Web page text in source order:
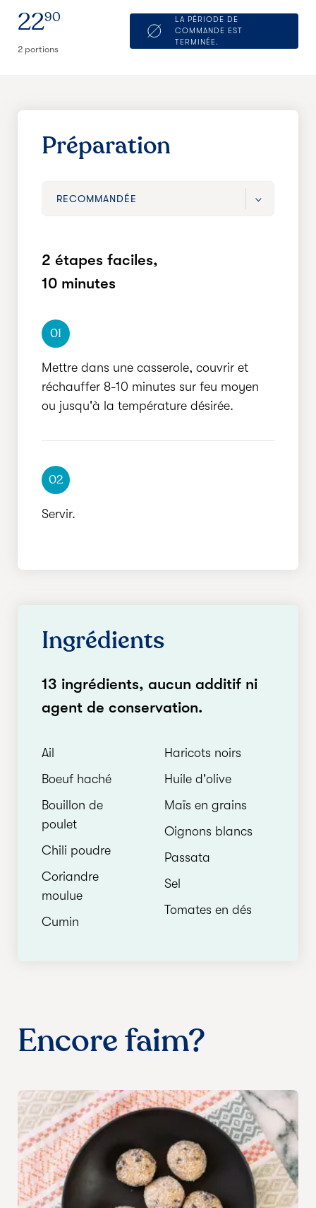
2290
2 portions
LA PÉRIODE DE
COMMANDE EST
TERMINÉE.
Préparation
RECOMMANDÉE
RAPIDE
2 étapes faciles,
10 minutes
01
Mettre dans une casserole, couvrir et
réchauffer 8-10 minutes sur feu moyen
ou jusqu'à la température désirée.
02
Servir.
Ingrédients
13 ingrédients, aucun additif ni
agent de conservation.
Ail
Boeuf haché
Bouillon de
poulet
Chili poudre
Coriandre
moulue
Cumin
Haricots noirs
Huile d'olive
Maïs en grains
Oignons blancs
Passata
Sel
Tomates en dés
Encore faim?